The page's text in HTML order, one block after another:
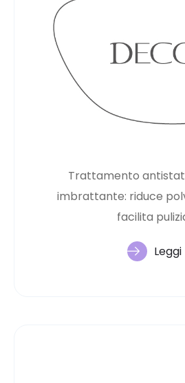
Trattamento
imbrattante: riduce
facilita
Leggi